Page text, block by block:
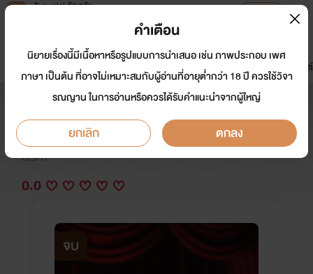
Tunwalai ธัญวลัย
หน้าแรก นิยาย อีบุ๊ก การ์ตูน
มาใหม่
ดรีมแชท ธัญลิสต์
พยศร้ายแลกรัก
นักเขียน: กีฏยา
อีโรติก
0.0
จบ
คำเตือน
นิยายเรื่องนี้มีเนื้อหาหรือรูปแบบการนำเสนอ เช่น ภาพประกอบ เพศ
ภาษา เป็นต้น ที่อาจไม่เหมาะสมกับผู้อ่านที่อายุต่ำกว่า 18 ปี ควรใช้วิจา
รณญาน ในการอ่านหรือควรได้รับคำแนะนำจากผู้ใหญ่
ยกเลิก ตกลง